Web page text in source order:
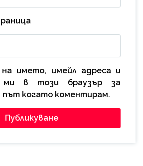
на името, имейл адреса и
ми в този браузър за
път когато коментирам.